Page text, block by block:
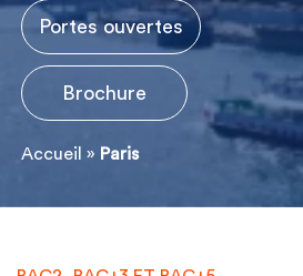
Portes ouvertes
Brochure
Accueil » Paris